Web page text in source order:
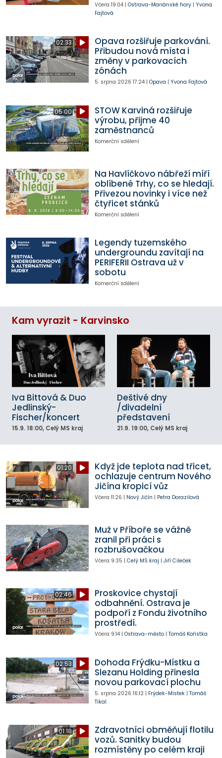
Včera 19:04| Ostrava-Mariánské hory| Yvona
Fajtová
02:33
Opava rozšiřuje parkování.
Přibudou nová místa i
změny v parkovacích
zónách
5. srpna 2026 17:24| Opava | Yvona Fajtová
05:00
STOW Karviná rozšiřuje
výrobu, přijme 40
zaměstnanců
Komerční sdělení
Na Havlíčkovo nábřeží míří
oblíbené Trhy, co se hledají.
Přivezou novinky i více než
čtyřicet stánků
Komerční sdělení
Legendy tuzemského
undergroundu zavítají na
PERIFERII Ostrava už v
sobotu
Komerční sdělení
Kam vyrazit - Karvinsko
Iva Bittová & Duo
Jedlinský-
Fischer/koncert
15.9. 18:00, Celý MS kraj
Deštivé dny
/divadelní
představení
21.9. 19:00, Celý MS kraj
01:20
Když jde teplota nad třicet,
ochlazuje centrum Nového
Jičína kropicí vůz
Včera 11:26 | Nový Jičín | Petra Dorazilová
Muž v Příboře se vážně
zranil při práci s
rozbrušovačkou
Včera 9:35 | Celý MS kraj | Jiří Cileček
02:46
Proskovice chystají
odbahnění. Ostrava je
podpoří z Fondu životního
prostředí.
Včera 9:14| Ostrava-město| Tomáš Kořistka
02:53
Dohoda Frýdku-Místku a
Slezanu Holding přinesla
novou parkovací plochu
5. srpna 2026 16:12| Frýdek-Místek| Tomáš
Tikal
01:18
Zdravotníci obměňují flotilu
vozů. Sanitky budou
rozmístěny po celém kraji